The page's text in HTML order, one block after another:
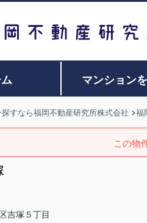
マンション
すなら福岡不動産研究所株式会社 福
この物
吉塚 ５丁目